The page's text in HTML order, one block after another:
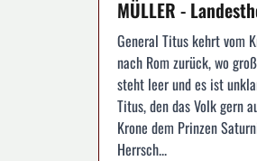
MÜLLER -
General Titus kehrt vom
nach Rom zurück, wo
steht leer und es ist
Titus, den das Volk gern
Krone dem Prinzen
Herrsch...